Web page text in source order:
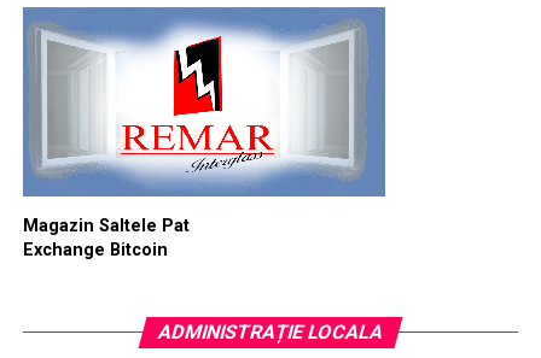
Magazin Saltele Pat
Exchange Bitcoin
ADMINISTRAȚIE LOCALA